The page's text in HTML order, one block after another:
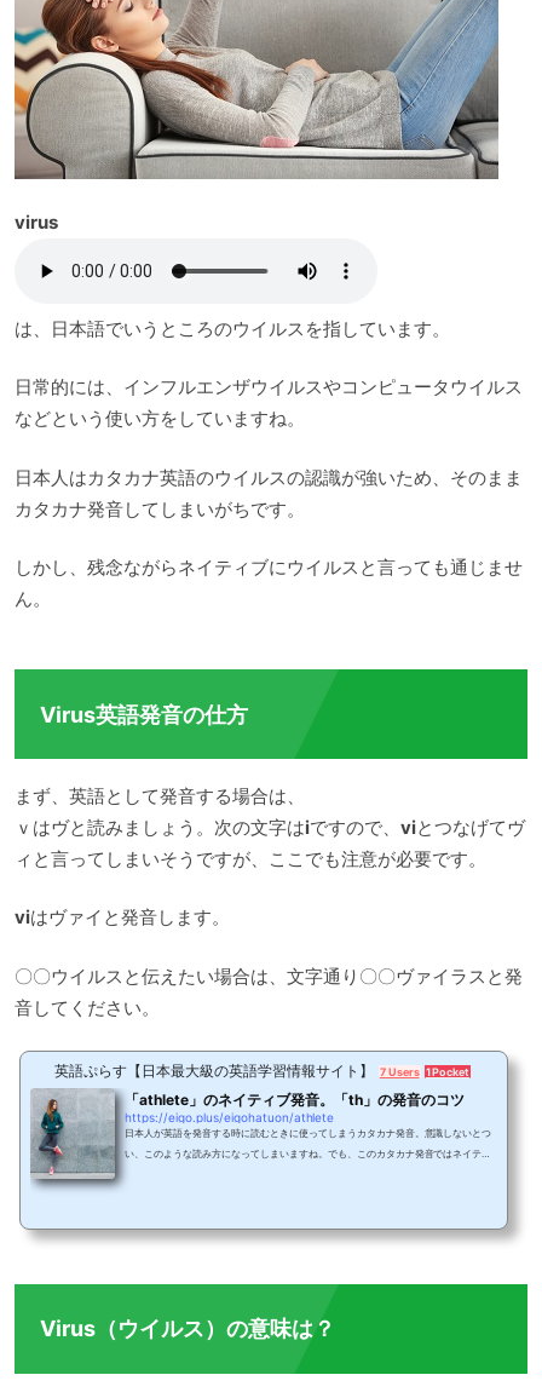
virus
は、日本語でいうところのウイルスを指しています。
日常的には、インフルエンザウイルスやコンピュータウイルス
などという使い方をしていますね。
日本人はカタカナ英語のウイルスの認識が強いため、そのまま
カタカナ発音してしまいがちです。
しかし、残念ながらネイティブにウイルスと言っても通じませ
ん。
Virus英語発音の仕方
まず、英語として発音する場合は、
ｖはヴと読みましょう。次の文字はiですので、 viとつなげてヴ
ィと言ってしまいそうですが、ここでも注意が必要です。
viはヴァイと発音します。
〇〇ウイルスと伝えたい場合は、文字通り〇〇ヴァイラスと発
音してください。
英語ぷらす【日本最大級の英語学習情報サイト】 7 Users 1 Pocket
「athlete」のネイティブ発音。「th」の発音のコツ
https://eigo.plus/eigohatuon/athlete
日本人が英語を発音する時に読むときに使ってしまうカタカナ発音。意識しないとつ
い、このような読み方になってしまいますね。でも、このカタカナ発音ではネイティ
す。このアスリート、日本でも普段からテレビや雑誌などで、「アスリート選手」な
Virus（ウイルス）の意味は？